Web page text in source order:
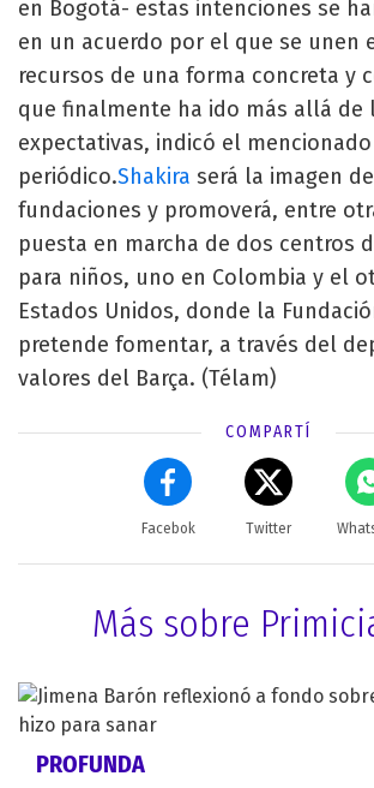
en Bogotá- estas intenciones se
en un acuerdo por el que se unen
recursos de una forma concreta y
que finalmente ha ido más allá de
expectativas, indicó el mencionado
periódico.Shakira será la imagen
fundaciones y promoverá, entre
puesta en marcha de dos centros
para niños, uno en Colombia y el
Estados Unidos, donde la
pretende fomentar, a través del
valores del Barça. (Télam)
COMPARTÍ
Facebok Twitter
Más sobre
PROFUNDA